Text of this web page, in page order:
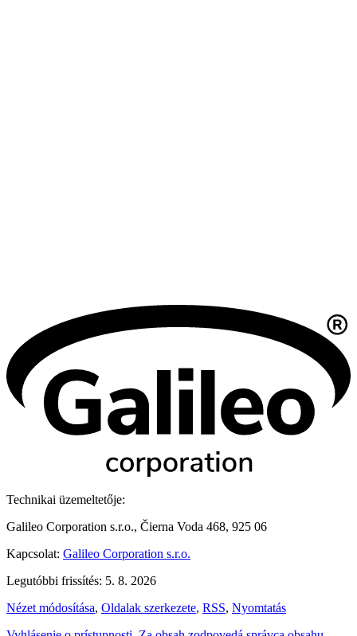
Technikai üzemeltetője:
Galileo Corporation s.r.o., Čierna Voda 468, 925 06
Kapcsolat: Galileo Corporation s.r.o.
Legutóbbi frissítés: 5. 8. 2026
Nézet módosítása, Oldalak szerkezete, RSS, Nyomtatás